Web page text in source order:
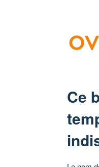
Ce